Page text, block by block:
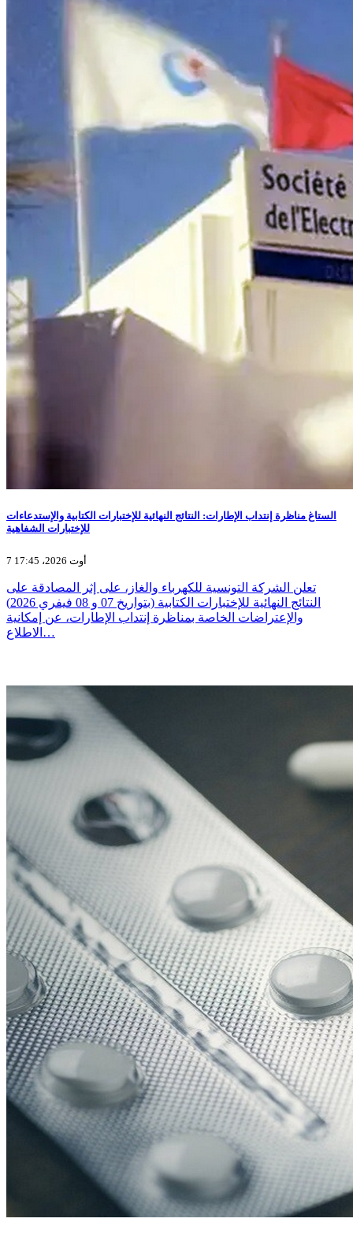
الستاغ مناظرة إنتداب الإطارات: النتائج النهائية للإختبارات الكتابية والإستدعاءات
للإختبارات الشفاهية
7 أوت 2026، 17:45
تعلن الشركة التونسية للكهرباء والغاز، على إثر المصادقة على
النتائج النهائية للإختبارات الكتابية (بتواريخ 07 و 08 فيفري 2026)
والإعتراضات الخاصة بمناظرة إنتداب الإطارات، عن إمكانية
الاطلاع…